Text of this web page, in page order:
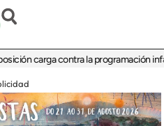
carga contra la programación infantil